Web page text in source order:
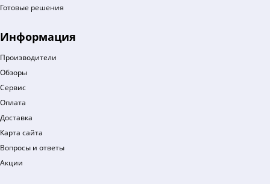
Готовые решения
Информация
Производители
Обзоры
Сервис
Оплата
Доставка
Карта сайта
Вопросы и ответы
Акции